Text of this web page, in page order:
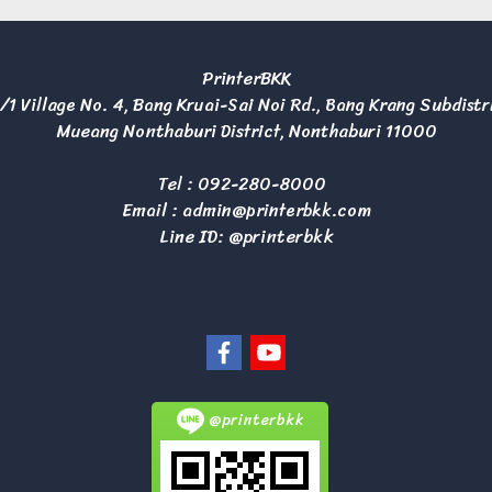
PrinterBKK
Village No. 4, Bang Kruai-Sai Noi Rd., Bang Krang
Mueang Nonthaburi District, Nonthaburi 11000
Tel : 092-280-8000
Email : admin@printerbkk.com
Line ID: @printerbkk
@printerbkk